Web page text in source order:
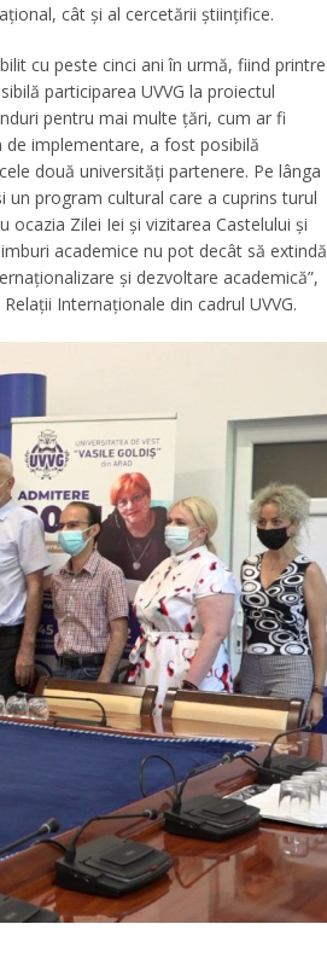
cât și al cercetării științifice.
cu peste cinci ani în urmă, fiind printre
participarea UVVG la proiectul
pentru mai multe țări, cum ar fi
de implementare, a fost posibilă
două universități partenere. Pe lânga
program cultural care a cuprins turul
ocazia Zilei Iei și vizitarea Castelului și
academice nu pot decât să extindă
și dezvoltare academică”,
Internaționale din cadrul UVVG.